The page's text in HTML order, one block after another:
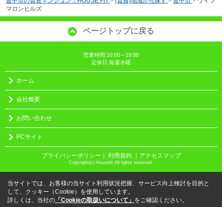
マロンヒルズ
ページトップに戻る
営業時間:10:00～19:00
定休日:毎週水曜
ホーム
会社概要
お問い合わせ
PCサイト
プライバシーポリシー 利用規約 ｜アクセスマップ
Copyright(c) Housefit All rights reserved.
当サイトでは、お客様の当サイト利用状況把握、サービス向上検討を目的と
して、クッキー（Cookie）を使用しています。
詳しくは、当社の 「Cookieの取扱いについて」 をご確認ください。